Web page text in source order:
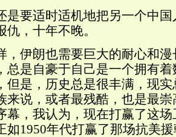
是要适时适机地把另一个中
仇，十年不晚。
，伊朗也需要巨大的耐心和
总是自豪于自己是一个拥有
但是，历史总是很丰满，现
来说，或者最残酷，也是最
幕，我认为，现在打赢了这
如1950年代打赢了那场抗美